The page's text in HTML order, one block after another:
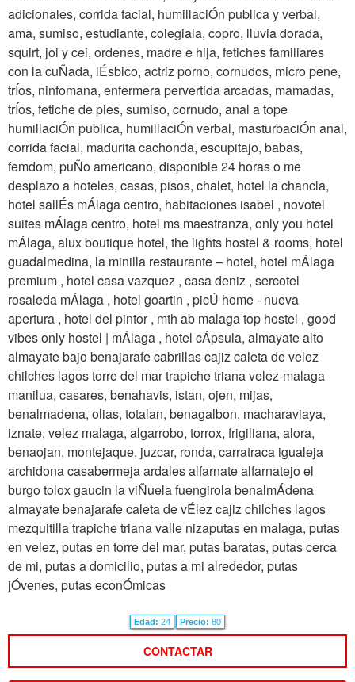
adicionales, corrida facial, humillaciÓn publica y verbal,
ama, sumiso, estudiante, colegiala, copro, lluvia dorada,
squirt, joi y cei, ordenes, madre e hija, fetiches familiares
con la cuÑada, lÉsbico, actriz porno, cornudos, micro pene,
trÍos, ninfomana, enfermera pervertida arcadas, mamadas,
trÍos, fetiche de pies, sumiso, cornudo, anal a tope
humillaciÓn publica, humillaciÓn verbal, masturbaciÓn anal,
corrida facial, madurita cachonda, escupitajo, babas,
femdom, puÑo americano, disponible 24 horas o me
desplazo a hoteles, casas, pisos, chalet, hotel la chancla,
hotel sallÉs mÁlaga centro, habitaciones isabel , novotel
suites mÁlaga centro, hotel ms maestranza, only you hotel
mÁlaga, alux boutique hotel, the lights hostel & rooms, hotel
guadalmedina, la minilla restaurante – hotel, hotel mÁlaga
premium , hotel casa vazquez , casa deniz , sercotel
rosaleda mÁlaga , hotel goartin , picÚ home - nueva
apertura , hotel del pintor , mth ab malaga top hostel , good
vibes only hostel | mÁlaga , hotel cÁpsula, almayate alto
almayate bajo benajarafe cabrillas cajiz caleta de velez
chilches lagos torre del mar trapiche triana velez-malaga
manilua, casares, benahavis, istan, ojen, mijas,
benalmadena, olias, totalan, benagalbon, macharaviaya,
iznate, velez malaga, algarrobo, torrox, frigiliana, alora,
benaojan, montejaque, juzcar, ronda, carratraca igualeja
archidona casabermeja ardales alfarnate alfarnatejo el
burgo tolox gaucin la viÑuela fuengirola benalmÁdena
almayate benajarafe caleta de vÉlez cajiz chilches lagos
mezquitilla trapiche triana valle nizaputas en malaga, putas
en velez, putas en torre del mar, putas baratas, putas cerca
de mi, putas a domicilio, putas a mi alrededor, putas
jÓvenes, putas econÓmicas
Edad: 24 Precio: 80
CONTACTAR